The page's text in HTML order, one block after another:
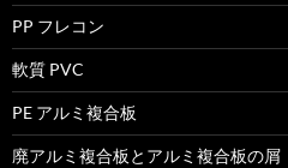
PP フレコン
軟質 PVC
PE アルミ複合板
廃アルミ複合板とアルミ複合板の屑